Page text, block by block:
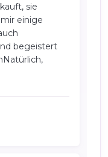
sie
einige
begeistert